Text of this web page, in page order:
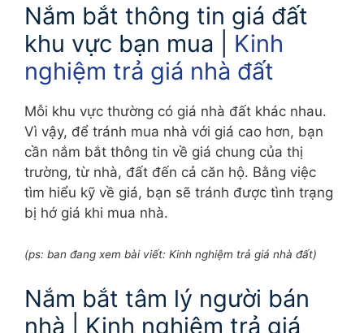
Nắm bắt thông tin giá đất
khu vực bạn mua | Kinh
nghiệm trả giá nhà đất
Mỗi khu vực thường có giá nhà đất khác nhau.
Vì vậy, để tránh mua nhà với giá cao hơn, bạn
cần nắm bắt thông tin về giá chung của thị
trường, từ nhà, đất đến cả căn hộ. Bằng việc
tìm hiểu kỹ về giá, bạn sẽ tránh được tình trạng
bị hớ giá khi mua nhà.
(ps: ban đang xem bài viết: Kinh nghiệm trả giá nhà đất)
Nắm bắt tâm lý người bán
nhà | Kinh nghiệm trả giá